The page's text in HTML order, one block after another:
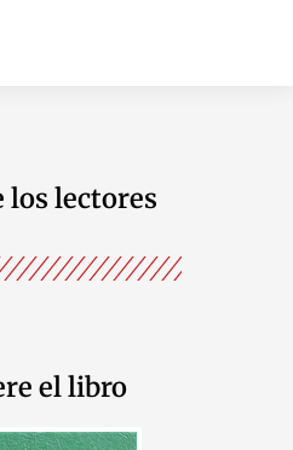
los lectores
el libro